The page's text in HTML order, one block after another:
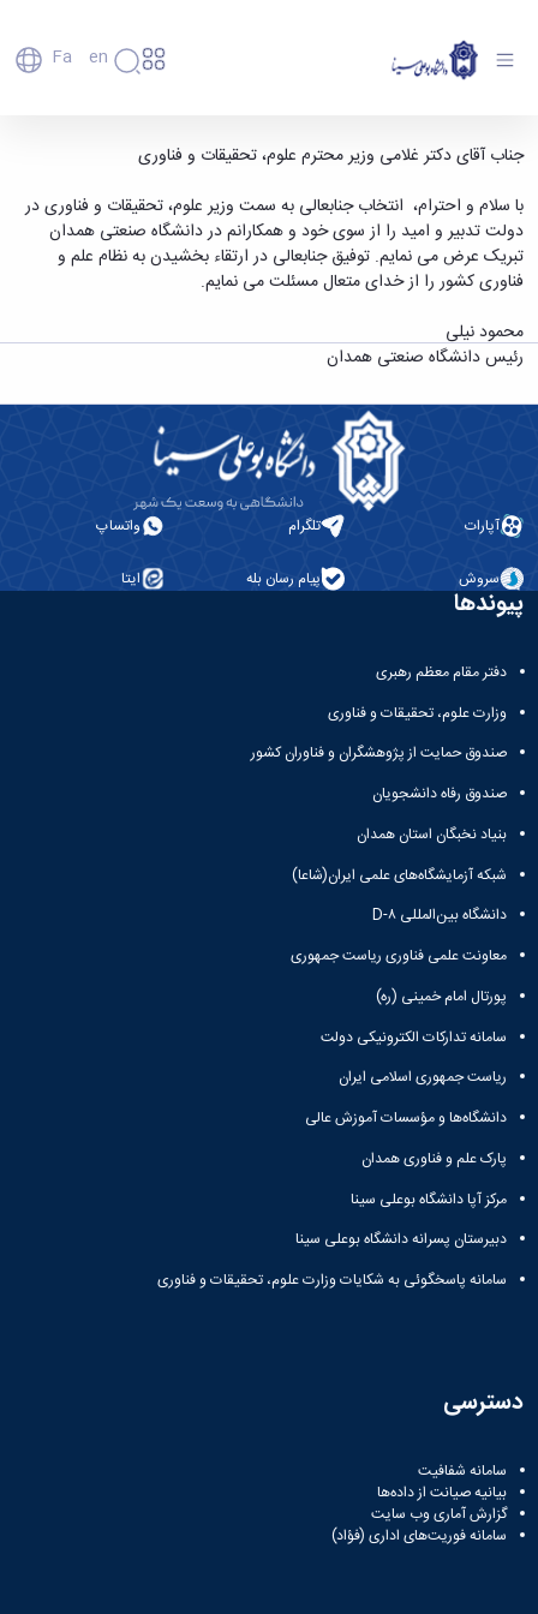
Fa En
دانشگاه
تاریخچه
و
معرفی
برنامه
راهبردی
دانشگاه
نقشه
دانشگاه
سازمان
دانشگاه
پشتیبانی
آموزشی
و
معاونت
معاونت
پژوهش
فناوری
معاونت
فرهنگی
و
نهاد
نمایندگی
معظم
رهبری
با
اعضای
هیأت
علمی
کارکنان
دانشجویان
فارغ
التحصیلان
پردیس
اصلی
کشاورزی
علوم
هنر
و
علوم
پایه
علوم
اقتصادی
و
اجتماعی
دانشکده
اقماری
ارتباط
با ما
بین
Now
پیام تبریک رییس دانشگاه صنعتی همدان به وزیر
علوم، تحقیقات و فناوری - دانشگاه بوعلی سینا
همدان
جناب آقای دکتر غلامی وزیر محترم علوم، تحقیقات و فناوری
با سلام و احترام، انتخاب جنابعالی به سمت وزیر علوم، تحقیقات و فناوری در
دولت تدبیر و امید را از سوی خود و همکارانم در دانشگاه صنعتی همدان
تبریک عرض می نمایم. توفیق جنابعالی در ارتقاء بخشیدن به نظام علم و
فناوری کشور را از خدای متعال مسئلت می نمایم.
محمود نیلی
رئیس دانشگاه صنعتی همدان
آپارات تلگرام واتساپ
سروش پیام رسان بله ایتا
پیوندها
دفتر مقام معظم رهبری
وزارت علوم، تحقیقات و فناوری
صندوق حمایت از پژوهشگران و فناوران کشور
صندوق رفاه دانشجویان
بنیاد نخبگان استان همدان
شبکه آزمایشگاه‌های علمی ایران(شاعا)
دانشگاه بین‌المللی D-۸
معاونت علمی فناوری ریاست جمهوری
پورتال امام خمینی (ره)
سامانه تدارکات الکترونیکی دولت
ریاست جمهوری اسلامی ایران
دانشگاه‌ها و مؤسسات آموزش عالی
پارک علم و فناوری همدان
مرکز آپا دانشگاه بوعلی سینا
دبیرستان پسرانه دانشگاه بوعلی سینا
سامانه پاسخگوئی به شکایات وزارت علوم، تحقیقات و فناوری
دسترسی
سامانه شفافیت
بیانیه صیانت از داده‌ها
گزارش آماری وب‌ سایت
سامانه فوریت‌های اداری (فؤاد)